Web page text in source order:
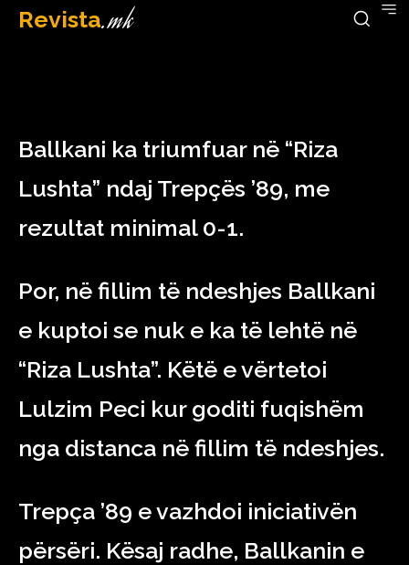
Revista.mk
February 23, 2023
Ballkani ka triumfuar në “Riza
Lushta” ndaj Trepçës ’89, me
rezultat minimal 0-1.
Por, në fillim të ndeshjes Ballkani
e kuptoi se nuk e ka të lehtë në
“Riza Lushta”. Këtë e vërtetoi
Lulzim Peci kur goditi fuqishëm
nga distanca në fillim të ndeshjes.
Trepça ’89 e vazhdoi iniciativën
përsëri. Kësaj radhe, Ballkanin e